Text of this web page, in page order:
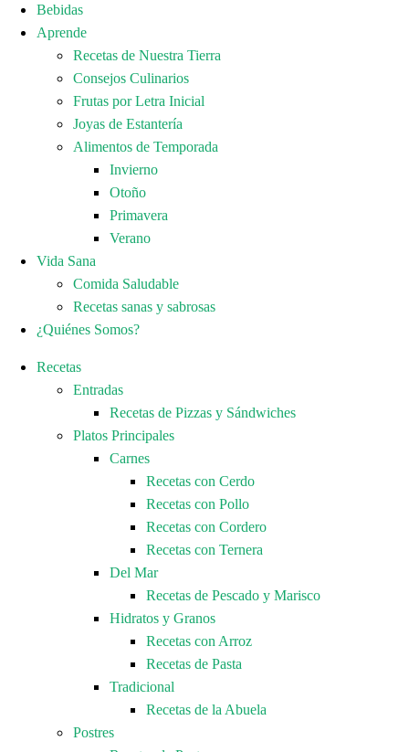
Bebidas
Aprende
Recetas de Nuestra Tierra
Consejos Culinarios
Frutas por Letra Inicial
Joyas de Estantería
Alimentos de Temporada
Invierno
Otoño
Primavera
Verano
Vida Sana
Comida Saludable
Recetas sanas y sabrosas
¿Quiénes Somos?
Recetas
Entradas
Recetas de Pizzas y Sándwiches
Platos Principales
Carnes
Recetas con Cerdo
Recetas con Pollo
Recetas con Cordero
Recetas con Ternera
Del Mar
Recetas de Pescado y Marisco
Hidratos y Granos
Recetas con Arroz
Recetas de Pasta
Tradicional
Recetas de la Abuela
Postres